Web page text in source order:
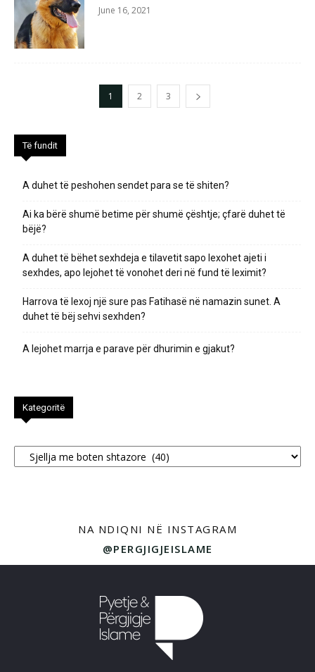
June 16, 2021
1 2 3
Të fundit
A duhet të peshohen sendet para se të shiten?
Ai ka bërë shumë betime për shumë çështje; çfarë duhet të
bëjë?
A duhet të bëhet sexhdeja e tilavetit sapo lexohet ajeti i
sexhdes, apo lejohet të vonohet deri në fund të leximit?
Harrova të lexoj një sure pas Fatihasë në namazin sunet. A
duhet të bëj sehvi sexhden?
A lejohet marrja e parave për dhurimin e gjakut?
Kategoritë
Kategoritë
NA NDIQNI NË INSTAGRAM
@PERGJIGJEISLAME